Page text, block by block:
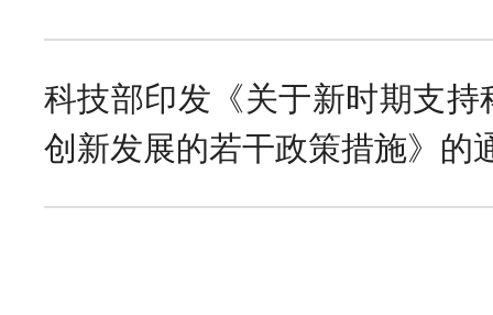
科技部印发《关于新时期支
创新发展的若干政策措施》的